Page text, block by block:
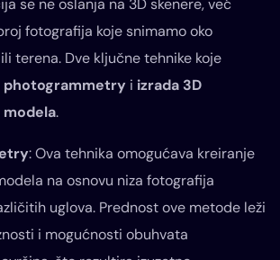
se ne oslanja na 3D skenere, već
fotografija koje snimamo oko
terena. Dve ključne tehnike koje
photogrammetry i izrada 3D
.
: Ova tehnika omogućava kreiranje
na osnovu niza fotografija
uglova. Prednost ove metode leži
i mogućnosti obuhvata